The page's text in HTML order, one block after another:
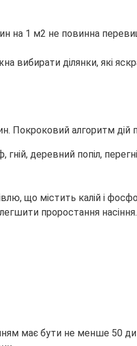
на 1 м2 не повинна
вибирати ділянки, які
Покроковий алгоритм дій
деревний попіл,
що містить калій і
проростання насіння.
має бути не менше 50